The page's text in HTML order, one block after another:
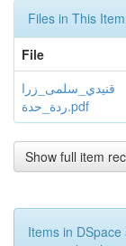
Files in This
File
قنيدي_سلمى_زرا
ردة_حدة.pdf
Show full item
Items in